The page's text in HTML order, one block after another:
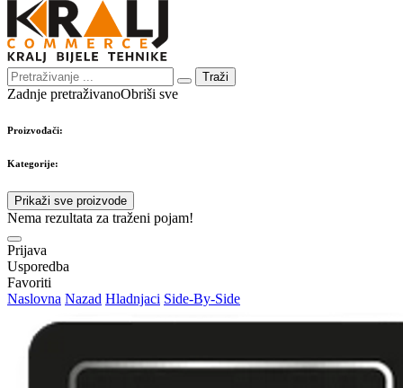
Traži
Zadnje pretraživanoObriši sve
Proizvođači:
Kategorije:
Prikaži sve proizvode
Nema rezultata za traženi pojam!
Prijava
Usporedba
Favoriti
Naslovna Nazad Hladnjaci Side-By-Side